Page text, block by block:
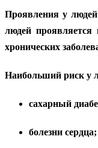
Проявления у
людей
хронических
Наибольший риск у
сахарный
болезни сердца;